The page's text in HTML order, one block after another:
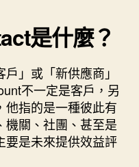
是什麼？
」或「新供應商」
不一定是客戶，另
他指的是一種彼此有
機關、社團、甚至是
要是未來提供效益評